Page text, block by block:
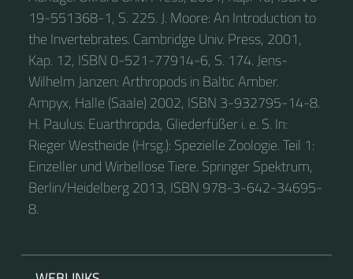
19-551368-1, S. 225. J. Moore: An Introduction to
the Invertebrates. Cambridge Univ. Press, 2001,
Kap. 12, ISBN 0-521-77914-6, S. 174. Jens-
Wilhelm Janzen: Arthropods in Baltic Amber.
Ampyx, Halle (Saale) 2002, ISBN 3-932795-14-8.
H. Paulus: Euarthropda, Gliederfüßer i. e. S. In:
Rieger Westheide (Hrsg.): Spezielle Zoologie. Teil 1:
Einzeller und Wirbellose Tiere. Springer Spektrum,
Berlin/Heidelberg 2013, ISBN 978-3-642-34695-
8.